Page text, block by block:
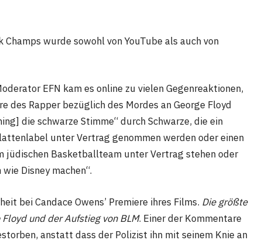
wurde sowohl von YouTube als auch von
EFN kam es online zu vielen Gegenreaktionen,
des Rapper bezüglich des Mordes an George Floyd
die schwarze Stimme“ durch Schwarze, die ein
unter Vertrag genommen werden oder einen
jüdischen Basketballteam unter Vertrag stehen oder
Disney machen“.
bei Candace Owens’ Premiere ihres Films. Die größte
und der Aufstieg von BLM. Einer der Kommentare
anstatt dass der Polizist ihn mit seinem Knie an